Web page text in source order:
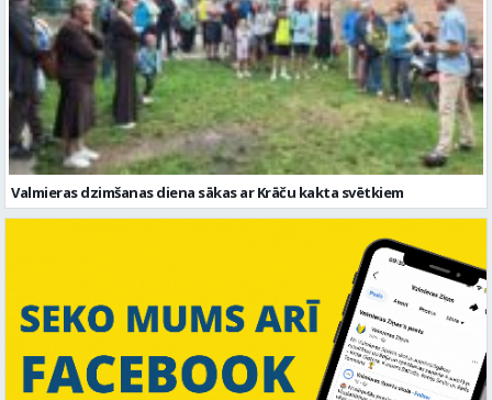
Valmieras dzimšanas diena sākas ar Krāču kakta svētkiem